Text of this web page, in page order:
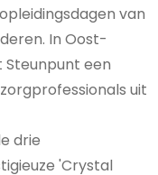
van
In Oost-
een
uit
drie
'Crystal